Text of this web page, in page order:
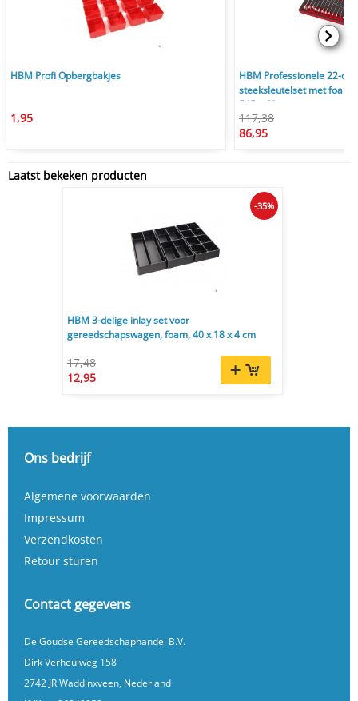
HBM Profi Opbergbakjes
1,95
HBM Professionele 22-
steeksleutelset met foam
545 x 60 mm
117,38
86,95
Laatst bekeken producten
HBM 3-delige inlay set voor
gereedschapswagen, foam, 40 x 18 x 4 cm
17,48
12,95
-35%
Ons bedrijf
Algemene voorwaarden
Impressum
Verzendkosten
Retour sturen
Contact gegevens
De Goudse Gereedschaphandel B.V.
Dirk Verheulweg 158
2742 JR Waddinxveen, Nederland